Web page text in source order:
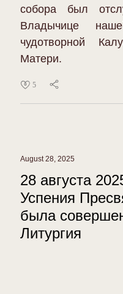
собора был
Владычице
чудотворной
Матери.
5
August 28, 2025
28 августа
Успения
была
Литургия